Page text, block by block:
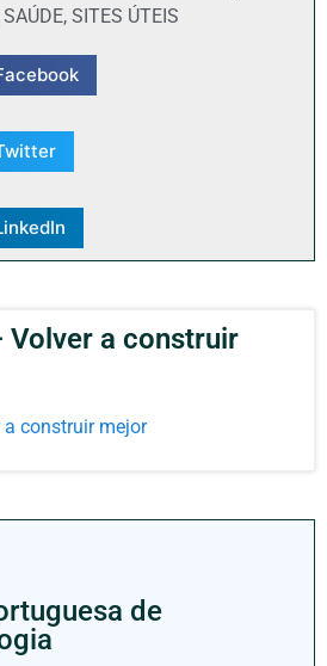
SAÚDE, SITES ÚTEIS
Volver a construir
a construir mejor
de